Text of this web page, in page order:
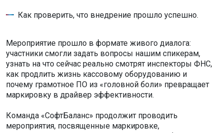
Как проверить, что внедрение прошло успешно.
Мероприятие прошло в формате живого диалога:
участники смогли задать вопросы нашим спикерам,
узнать на что сейчас реально смотрят инспекторы ФНС,
как продлить жизнь кассовому оборудованию и
почему грамотное ПО из «головной боли» превращает
маркировку в драйвер эффективности.
Команда «СофтБаланс» продолжит проводить
мероприятия, посвященные маркировке,